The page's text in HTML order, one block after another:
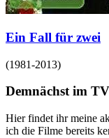
Ein Fall für zwei
(1981-2013)
Demnächst im TV
Hier findet ihr meine
ich die Filme bereits